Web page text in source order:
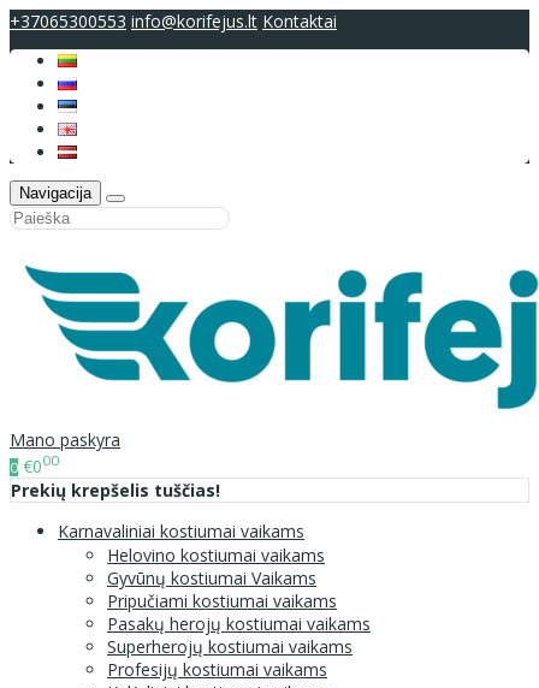
+37065300553 info@korifejus.lt Kontaktai
Navigacija
Mano paskyra
0 €000
Prekių krepšelis tuščias!
Karnavaliniai kostiumai vaikams
Helovino kostiumai vaikams
Gyvūnų kostiumai Vaikams
Pripučiami kostiumai vaikams
Pasakų herojų kostiumai vaikams
Superherojų kostiumai vaikams
Profesijų kostiumai vaikams